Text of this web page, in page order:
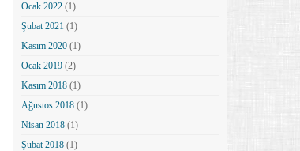
Ocak 2022(1)
Şubat 2021(1)
Kasım 2020(1)
Ocak 2019(2)
Kasım 2018(1)
Ağustos 2018(1)
Nisan 2018(1)
Şubat 2018(1)